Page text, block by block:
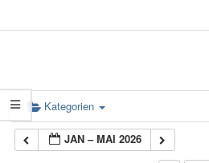
Kategorien
JAN – MAI 2026